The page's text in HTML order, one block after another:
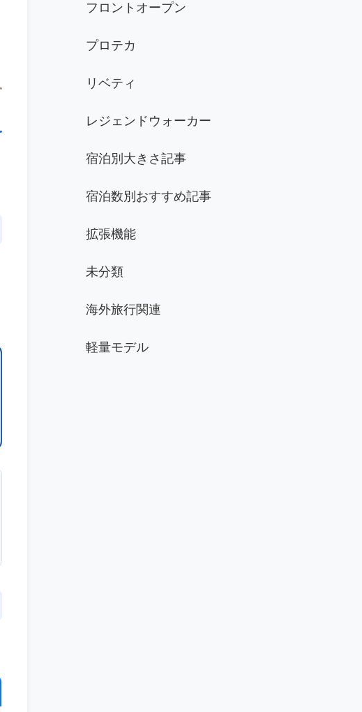
フロントオープン
プロテカ
リベティ
レジェンドウォーカー
宿泊別大きさ記事
宿泊数別おすすめ記事
拡張機能
未分類
海外旅行関連
軽量モデル